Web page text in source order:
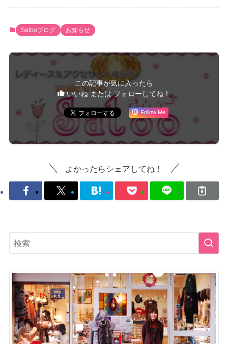
Satooブログ お知らせ
この記事が気に入ったら
いいね または フォローしてね！
Follow Me
よかったらシェアしてね！